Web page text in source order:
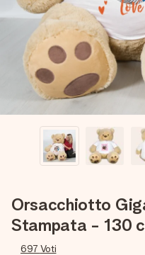
una tua foto o un
complicazione, solo
Orsacchiotto
Stampata - 130
697 Voti